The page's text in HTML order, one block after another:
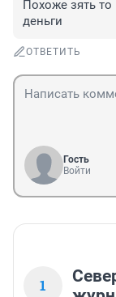
Похоже зять
деньги
ОТВЕТИТЬ
Гость
Войти
1